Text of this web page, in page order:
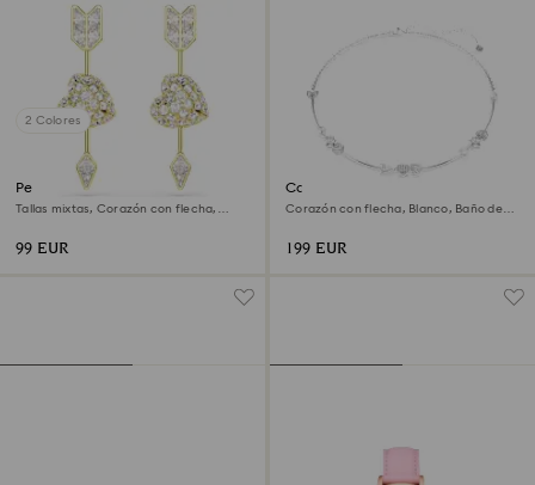
2 Colores
Pendientes Idyllia
Tallas mixtas, Corazón con flecha,
99 EUR
Collar Idyllia
Corazón con flecha, Blanco, Baño de
199 EUR